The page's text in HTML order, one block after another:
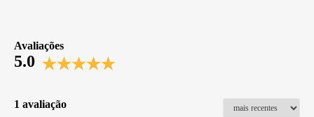
Avaliações
5.0
1 avaliação